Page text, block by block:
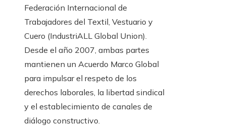
Federación Internacional de
Trabajadores del Textil, Vestuario y
Cuero (IndustriALL Global Union).
Desde el año 2007, ambas partes
mantienen un Acuerdo Marco Global
para impulsar el respeto de los
derechos laborales, la libertad sindical
y el establecimiento de canales de
diálogo constructivo.